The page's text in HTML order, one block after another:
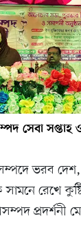
সেবা সপ্তাহ
ভরব দেশ,
সামনে রেখে